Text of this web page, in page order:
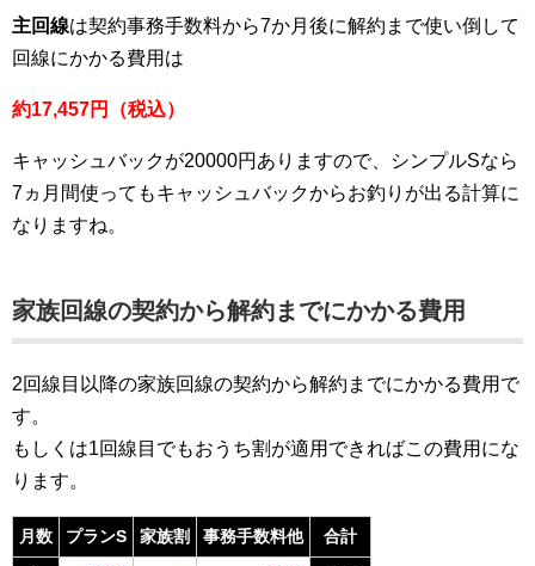
主回線は契約事務手数料から7か月後に解約まで使い倒して
回線にかかる費用は
約17,457円（税込）
キャッシュバックが20000円ありますので、シンプルSなら
7ヵ月間使ってもキャッシュバックからお釣りが出る計算に
なりますね。
家族回線の契約から解約までにかかる費用
2回線目以降の家族回線の契約から解約までにかかる費用で
す。
もしくは1回線目でもおうち割が適用できればこの費用にな
ります。
月数 プランS 家族割 事務手数料他 合計